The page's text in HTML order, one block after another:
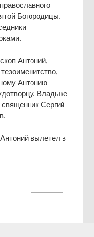
Богородицы.
Антоний,
Антонию
Владыке
Сергий
вылетел в